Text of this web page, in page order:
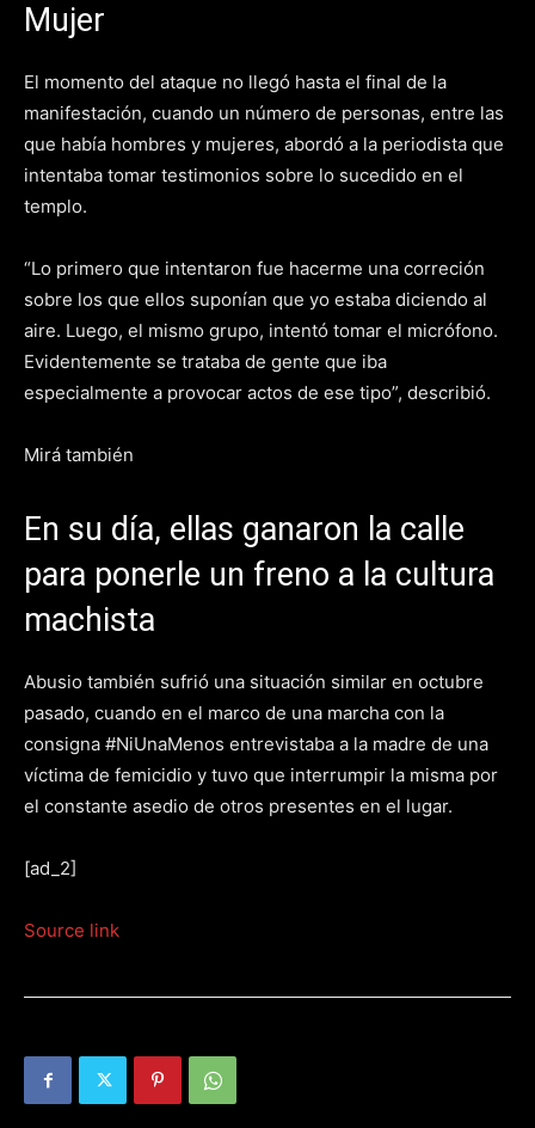
Mujer
El momento del ataque no llegó hasta el final de la
manifestación, cuando un número de personas, entre las
que había hombres y mujeres, abordó a la periodista que
intentaba tomar testimonios sobre lo sucedido en el
templo.
“Lo primero que intentaron fue hacerme una correción
sobre los que ellos suponían que yo estaba diciendo al
aire. Luego, el mismo grupo, intentó tomar el micrófono.
Evidentemente se trataba de gente que iba
especialmente a provocar actos de ese tipo”, describió.
Mirá también
En su día, ellas ganaron la calle
para ponerle un freno a la cultura
machista
Abusio también sufrió una situación similar en octubre
pasado, cuando en el marco de una marcha con la
consigna #NiUnaMenos entrevistaba a la madre de una
víctima de femicidio y tuvo que interrumpir la misma por
el constante asedio de otros presentes en el lugar.
[ad_2]
Source link